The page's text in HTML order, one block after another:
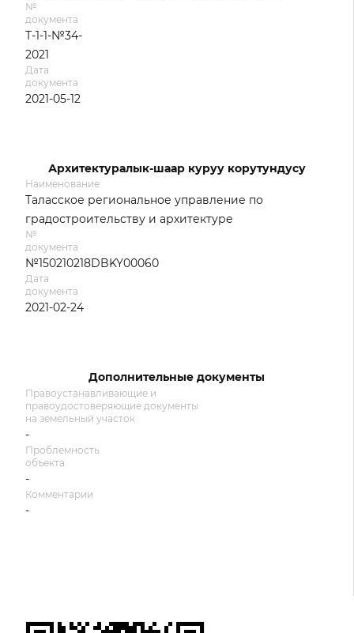
№
документа
Т-1-1-№34-
2021
Дата
документа
2021-05-12
Архитектуралык-шаар куруу корутундусу
Наименование
Таласское региональное управление по
градостроительству и архитектуре
№
документа
№150210218DBKY00060
Дата
документа
2021-02-24
Дополнительные документы
Правоустанавливающие и
правоудостоверяющие документы
на земельный участок
-
Проблемность
объекта
-
Комментарии
-